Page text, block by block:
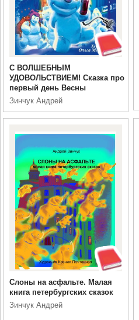
С ВОЛШЕБНЫМ
УДОВОЛЬСТВИЕМ! Сказка про
первый день Весны
Зинчук Андрей
Слоны на асфальте. Малая
книга петербургских сказок
Зинчук Андрей